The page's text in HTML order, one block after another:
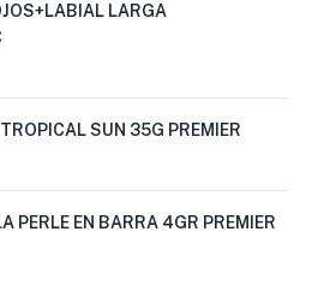
LARGA
SUN 35G PREMIER
PERLE EN BARRA 4GR PREMIER